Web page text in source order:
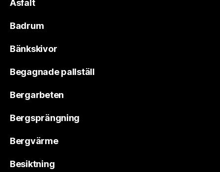
Asfalt
Badrum
Bänkskivor
Begagnade pallställ
Bergarbeten
Bergsprängning
Bergvärme
Besiktning